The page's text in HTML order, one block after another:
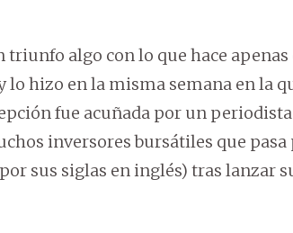
algo con lo que hace apenas
lo hizo en la misma semana en la
fue acuñada por un
inversores bursátiles que
sus siglas en inglés) tras lanzar